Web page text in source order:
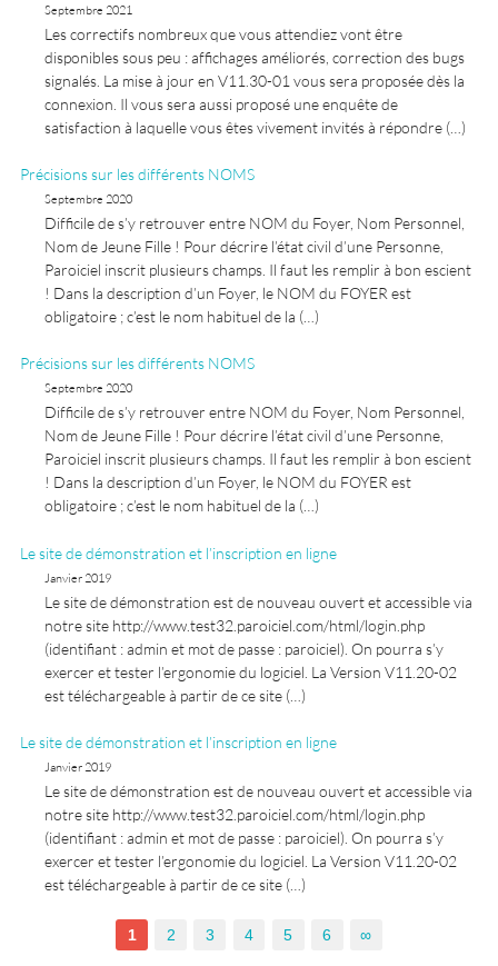
Septembre 2021
Les correctifs nombreux que vous attendiez vont être
disponibles sous peu : affichages améliorés, correction des bugs
signalés. La mise à jour en V11.30-01 vous sera proposée dès la
connexion. Il vous sera aussi proposé une enquête de
satisfaction à laquelle vous êtes vivement invités à répondre (…)
Précisions sur les différents NOMS
Septembre 2020
Difficile de s’y retrouver entre NOM du Foyer, Nom Personnel,
Nom de Jeune Fille ! Pour décrire l’état civil d’une Personne,
Paroiciel inscrit plusieurs champs. Il faut les remplir à bon escient
! Dans la description d’un Foyer, le NOM du FOYER est
obligatoire ; c’est le nom habituel de la (…)
Précisions sur les différents NOMS
Septembre 2020
Difficile de s’y retrouver entre NOM du Foyer, Nom Personnel,
Nom de Jeune Fille ! Pour décrire l’état civil d’une Personne,
Paroiciel inscrit plusieurs champs. Il faut les remplir à bon escient
! Dans la description d’un Foyer, le NOM du FOYER est
obligatoire ; c’est le nom habituel de la (…)
Le site de démonstration et l’inscription en ligne
Janvier 2019
Le site de démonstration est de nouveau ouvert et accessible via
notre site http://www.test32.paroiciel.com/html/login.php
(identifiant : admin et mot de passe : paroiciel). On pourra s’y
exercer et tester l’ergonomie du logiciel. La Version V11.20-02
est téléchargeable à partir de ce site (…)
Le site de démonstration et l’inscription en ligne
Janvier 2019
Le site de démonstration est de nouveau ouvert et accessible via
notre site http://www.test32.paroiciel.com/html/login.php
(identifiant : admin et mot de passe : paroiciel). On pourra s’y
exercer et tester l’ergonomie du logiciel. La Version V11.20-02
est téléchargeable à partir de ce site (…)
1 2 3 4 5 6 ∞